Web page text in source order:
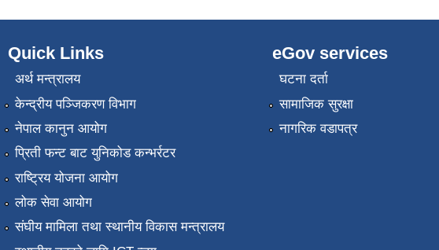
Quick Links
अर्थ मन्त्रालय
केन्द्रीय पञ्जिकरण विभाग
नेपाल कानुन आयोग
प्रिती फन्ट बाट युनिकोड कन्भर्रटर
राष्ट्रिय योजना आयोग
लोक सेवा आयोग
संघीय मामिला तथा स्थानीय विकास मन्त्रालय
eGov services
घटना दर्ता
सामाजिक सुरक्षा
नागरिक वडापत्र